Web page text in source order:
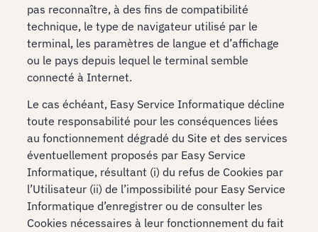
pas reconnaître, à des fins de compatibilité
technique, le type de navigateur utilisé par le
terminal, les paramètres de langue et d’affichage
ou le pays depuis lequel le terminal semble
connecté à Internet.
Le cas échéant, Easy Service Informatique décline
toute responsabilité pour les conséquences liées
au fonctionnement dégradé du Site et des services
éventuellement proposés par Easy Service
Informatique, résultant (i) du refus de Cookies par
l’Utilisateur (ii) de l’impossibilité pour Easy Service
Informatique d’enregistrer ou de consulter les
Cookies nécessaires à leur fonctionnement du fait